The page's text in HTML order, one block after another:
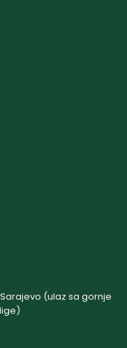
Sarajevo (ulaz sa gornje